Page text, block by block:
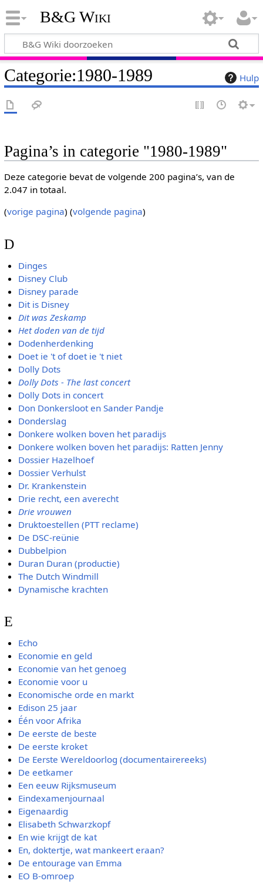
B&G Wiki
Hulp
Categorie:1980-1989
Pagina’s in categorie "1980-1989"
Deze categorie bevat de volgende 200 pagina’s, van de
2.047 in totaal.
(vorige pagina) (volgende pagina)
D
Dinges
Disney Club
Disney parade
Dit is Disney
Dit was Zeskamp
Het doden van de tijd
Dodenherdenking
Doet ie 't of doet ie 't niet
Dolly Dots
Dolly Dots - The last concert
Dolly Dots in concert
Don Donkersloot en Sander Pandje
Donderslag
Donkere wolken boven het paradijs
Donkere wolken boven het paradijs: Ratten Jenny
Dossier Hazelhoef
Dossier Verhulst
Dr. Krankenstein
Drie recht, een averecht
Drie vrouwen
Druktoestellen (PTT reclame)
De DSC-reünie
Dubbelpion
Duran Duran (productie)
The Dutch Windmill
Dynamische krachten
E
Echo
Economie en geld
Economie van het genoeg
Economie voor u
Economische orde en markt
Edison 25 jaar
Één voor Afrika
De eerste de beste
De eerste kroket
De Eerste Wereldoorlog (documentairereeks)
De eetkamer
Een eeuw Rijksmuseum
Eindexamenjournaal
Eigenaardig
Elisabeth Schwarzkopf
En wie krijgt de kat
En, doktertje, wat mankeert eraan?
De entourage van Emma
EO B-omroep